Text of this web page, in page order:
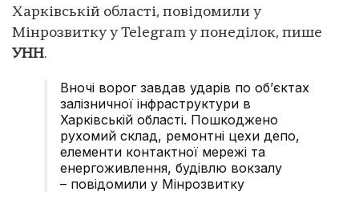
Харківській області, повідомили у
Мінрозвитку у Telegram у понеділок, пише
УНН.
Вночі ворог завдав ударів по об’єктах
залізничної інфраструктури в
Харківській області. Пошкоджено
рухомий склад, ремонтні цехи депо,
елементи контактної мережі та
енергоживлення, будівлю вокзалу
– повідомили у Мінрозвитку